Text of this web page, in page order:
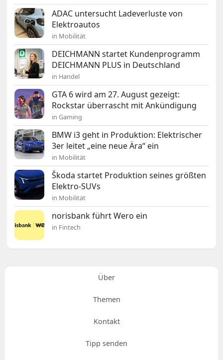
ADAC untersucht Ladeverluste von
Elektroautos
in Mobilität
DEICHMANN startet Kundenprogramm
DEICHMANN PLUS in Deutschland
in Handel
GTA 6 wird am 27. August gezeigt:
Rockstar überrascht mit Ankündigung
in Gaming
BMW i3 geht in Produktion: Elektrischer
3er leitet „eine neue Ära“ ein
in Mobilität
Škoda startet Produktion seines größten
Elektro-SUVs
in Mobilität
norisbank führt Wero ein
in Fintech
Über
Themen
Kontakt
Tipp senden